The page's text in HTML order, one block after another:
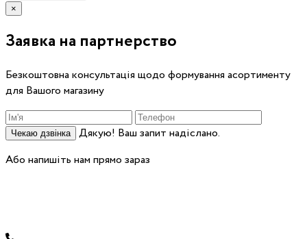
×
Заявка на партнерство
Безкоштовна консультація щодо формування асортименту
для Вашого магазину
Чекаю дзвінка
Дякую! Ваш запит надіслано.
Або напишіть нам прямо зараз